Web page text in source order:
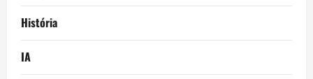
História
IA